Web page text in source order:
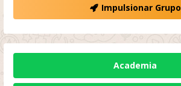
Impulsionar Grupo
Academia